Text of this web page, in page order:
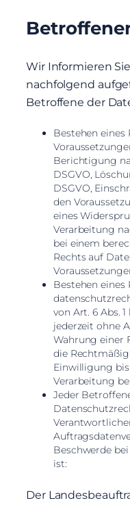
Wir Informieren
nachfolgend
Betroffene der
Bestehen eines
Berichtigung
DSGVO,
DSGVO,
den
eines
Verarbeitung
bei einem
Rechts auf
Bestehen eines
von Art. 6 Abs.
jederzeit ohne
Wahrung einer
die
Einwilligung
Verarbeitung
Jeder
Beschwerde
ist:
Der